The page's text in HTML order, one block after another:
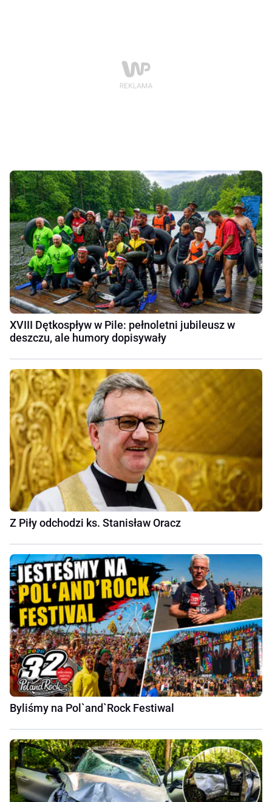
XVIII Dętkospływ w Pile: pełnoletni jubileusz w
deszczu, ale humory dopisywały
Z Piły odchodzi ks. Stanisław Oracz
Byliśmy na Pol`and`Rock Festiwal